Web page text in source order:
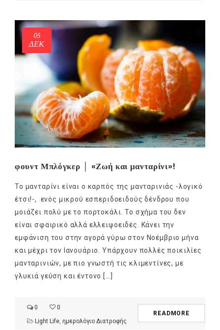
05
ΔΕΚ
φουντ Μπλόγκερ │ «Ζωή και μανταρίνι»!
Το μανταρίνι είναι ο καρπός της μανταρινιάς -λογικό
έτσι!-, ενός μικρού εσπεριδοειδούς δένδρου που
μοιάζει πολύ με το πορτοκάλι. Το σχήμα του δεν
είναι σφαιρικό αλλά ελλειψοειδές. Κάνει την
εμφάνιση του στην αγορά γύρω στον Νοέμβριο μήνα
και μέχρι τον Ιανουάριο. Υπάρχουν πολλές ποικιλίες
μανταρινιών, με πιο γνωστή τις κλιμεντίνες, με
γλυκιά γεύση και έντονο […]
0
0
Light Life ημερολόγιο Διατροφής
READMORE